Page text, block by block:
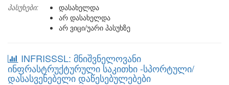
პასუხები:
დასახელდა
არ დასახელდა
არ ვიცი/უარი პასუხზე
INFRISSSL: მნიშვნელოვანი
ინფრასტრუქტურული საკითხი -სპორტული/
დასასვენებელი დაწესებულებები